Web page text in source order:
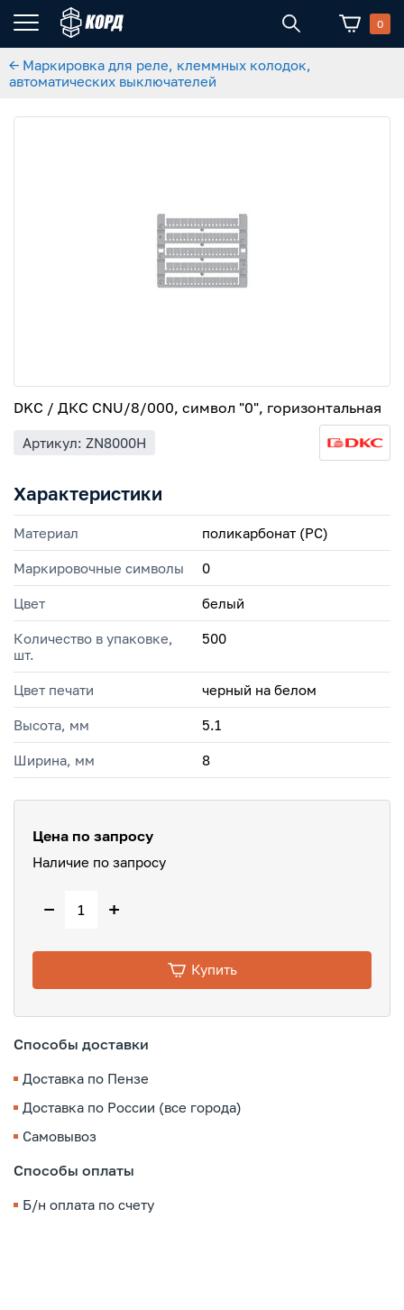
0
← Маркировка для реле, клеммных колодок,
автоматических выключателей
DKC / ДКС CNU/8/000, символ "0", горизонтальная
Артикул: ZN8000H
Характеристики
Материал поликарбонат (PC)
Маркировочные символы 0
Цвет белый
Количество в упаковке,
шт.
500
Цвет печати черный на белом
Высота, мм 5.1
Ширина, мм 8
Цена по запросу
Наличие по запросу
− +
Купить
Способы доставки
Доставка по Пензе
Доставка по России (все города)
Самовывоз
Способы оплаты
Б/н оплата по счету